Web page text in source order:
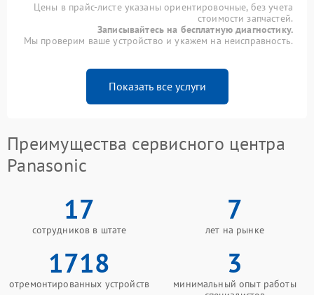
Цены в прайс-листе указаны ориентировочные, без учета
стоимости запчастей.
Записывайтесь на бесплатную диагностику.
Мы проверим ваше устройство и укажем на неисправность.
Показать все услуги
Преимущества сервисного центра
Panasonic
17
сотрудников в штате
7
лет на рынке
1718
отремонтированных устройств
3
минимальный опыт работы